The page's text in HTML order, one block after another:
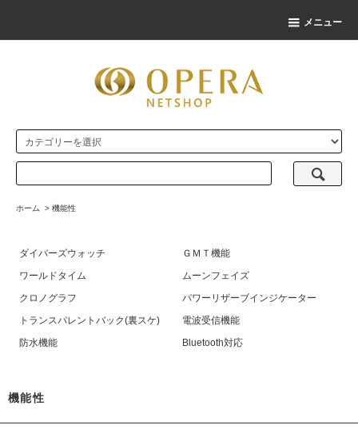
メニュー
ホーム > 機能性
ダイバーズウォッチ
ＧＭＴ機能
ワールドタイム
ムーンフェイズ
クロノグラフ
パワーリザーブインジケーター
トランスパレントバック(裏スケ)
電波受信機能
防水機能
Bluetooth対応
機能性